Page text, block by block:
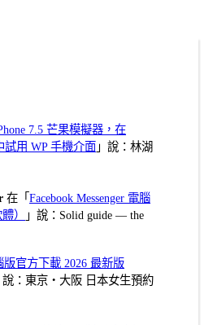
7.5 芒果模擬器，在
試用 WP 手機介面 」說：林湖
在「Facebook Messenger 電腦
）
」說：Solid guide — the
官方下載 2026 最新版
說：東京・大阪 日本女生預約